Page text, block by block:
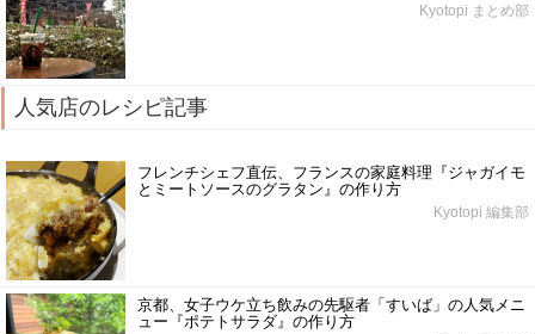
Kyotopi まとめ部
人気店のレシピ記事
フレンチシェフ直伝、フランスの家庭料理『ジャガイモ
とミートソースのグラタン』の作り方
Kyotopi 編集部
京都、女子ウケ立ち飲みの先駆者「すいば」の人気メニ
ュー『ポテトサラダ』の作り方